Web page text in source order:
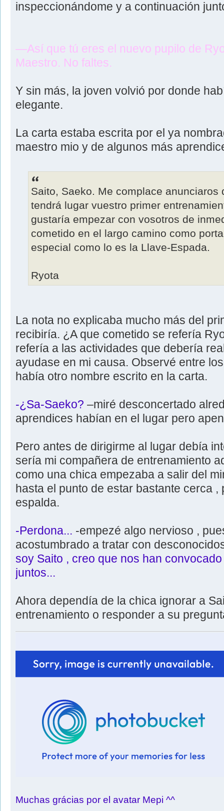
inspeccionándome y a continuación
—Así que tú eres el nuevo pupilo de
Maestro. No faltes.
Y sin más, la joven volvió por donde
elegante.
La carta estaba escrita por el ya
maestro mio y de algunos más
Saito, Saeko. Me complace anunciaros
tendrá lugar vuestro primer
gustaría empezar con vosotros de
cometido en el largo camino como
especial como lo es la Llave-Espada.
Ryota
La nota no explicaba mucho más del
recibiría. ¿A que cometido se refería
refería a las actividades que debería
ayudase en mi causa. Observé entre
había otro nombre escrito en la carta.
-¿Sa-Saeko? –miré desconcertado
aprendices habían en el lugar pero
Pero antes de dirigirme al lugar debía
sería mi compañera de entrenamiento
como una chica empezaba a salir del
hasta el punto de estar bastante cerca
espalda.
-Perdona... -empezé algo nervioso ,
acostumbrado a tratar con
soy Saito , creo que nos han
juntos...
Ahora dependía de la chica ignorar a
entrenamiento o responder a su
Muchas grácias por el avatar Mepi ^^